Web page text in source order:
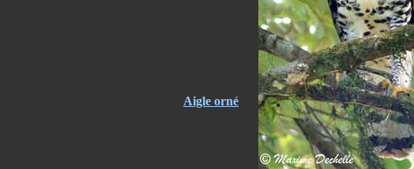
Aigle orné